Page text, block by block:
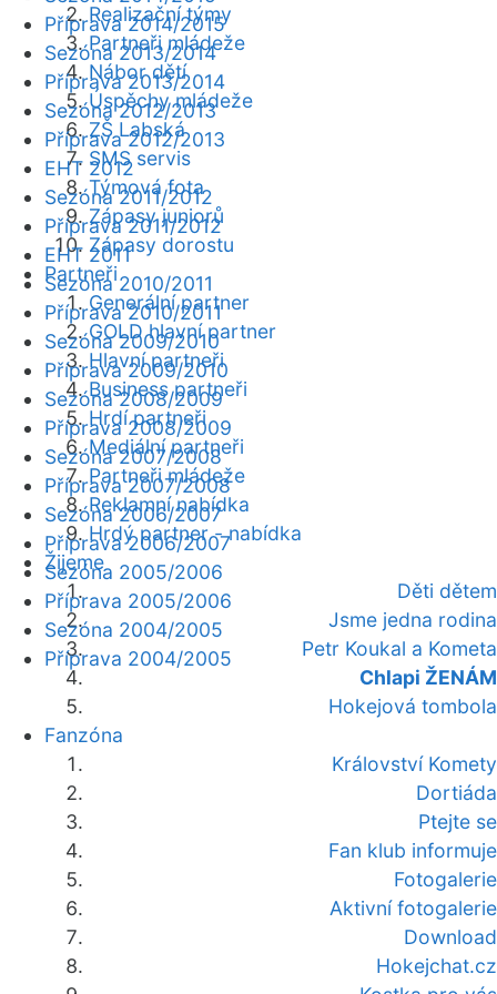
Realizační týmy
Partneři mládeže
Nábor dětí
Úspěchy mládeže
ZŠ Labská
SMS servis
Týmová fota
Zápasy juniorů
Zápasy dorostu
Partneři
Generální partner
GOLD hlavní partner
Hlavní partneři
Business partneři
Hrdí partneři
Mediální partneři
Partneři mládeže
Reklamní nabídka
Hrdý partner - nabídka
Žijeme
Děti dětem
Jsme jedna rodina
Petr Koukal a Kometa
Chlapi ŽENÁM
Hokejová tombola
Fanzóna
Království Komety
Dortiáda
Ptejte se
Fan klub informuje
Fotogalerie
Aktivní fotogalerie
Download
Hokejchat.cz
Příprava 2014/2015
Sezóna 2013/2014
Příprava 2013/2014
Sezóna 2012/2013
Příprava 2012/2013
EHT 2012
Sezóna 2011/2012
Příprava 2011/2012
EHT 2011
Sezóna 2010/2011
Příprava 2010/2011
Sezóna 2009/2010
Příprava 2009/2010
Sezóna 2008/2009
Příprava 2008/2009
Sezóna 2007/2008
Příprava 2007/2008
Sezóna 2006/2007
Příprava 2006/2007
Sezóna 2005/2006
Příprava 2005/2006
Sezóna 2004/2005
Příprava 2004/2005